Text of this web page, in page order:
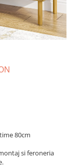
80cm
si feroneria